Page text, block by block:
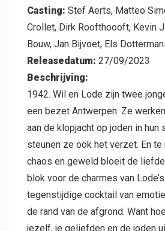
Contact
Casting: Stef Aerts, Matteo
Crollet, Dirk Roofthoooft, Kevin
Bouw, Jan Bijvoet, Els
Releasedatum: 27/09/2023
Beschrijving:
1942. Wil en Lode zijn twee
een bezet Antwerpen. Ze
aan de klopjacht op joden in hun
steunen ze ook het verzet. En te
chaos en geweld bloeit de
blok voor de charmes van
tegenstijdige cocktail van
de rand van de afgrond. Want
jezelf, je geliefden en de joden